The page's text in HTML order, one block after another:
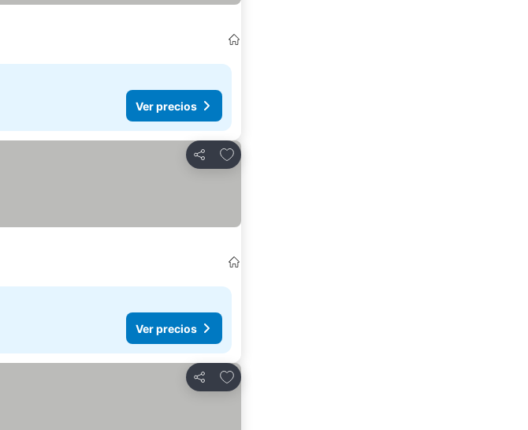
Ver precios
Compartir
Agregar a favoritos
Ver precios
Compartir
Agregar a favoritos